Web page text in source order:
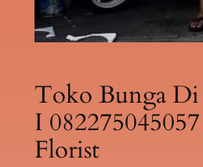
Toko Bunga
I
Florist